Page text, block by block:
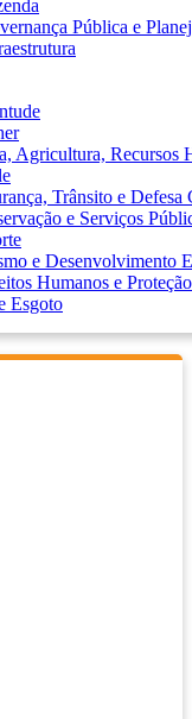
Pública e
Agricultura, Recursos
Trânsito e Defesa
e Serviços
e Desenvolvimento
Humanos e
Esgoto